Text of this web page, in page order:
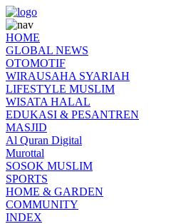
HOME
GLOBAL NEWS
OTOMOTIF
WIRAUSAHA SYARIAH
LIFESTYLE MUSLIM
WISATA HALAL
EDUKASI & PESANTREN
MASJID
Al Quran Digital
Murottal
SOSOK MUSLIM
SPORTS
HOME & GARDEN
COMMUNITY
INDEX